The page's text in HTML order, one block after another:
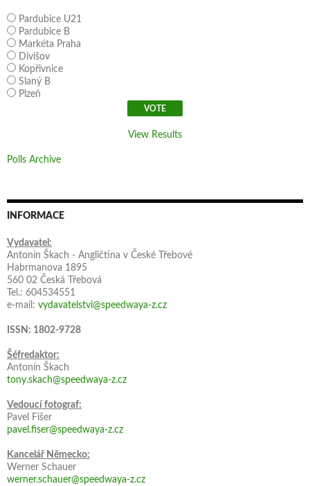
Pardubice U21
Pardubice B
Markéta Praha
Divišov
Kopřivnice
Slaný B
Plzeň
View Results
Polls Archive
INFORMACE
Vydavatel:
Antonín Škach - Angličtina v České Třebové
Habrmanova 1895
560 02 Česká Třebová
Tel.: 604534551
e-mail: vydavatelstvi@speedwaya-z.cz
ISSN: 1802-9728
Šéfredaktor:
Antonín Škach
tony.skach@speedwaya-z.cz
Vedoucí fotograf:
Pavel Fišer
pavel.fiser@speedwaya-z.cz
Kancelář Německo:
Werner Schauer
werner.schauer@speedwaya-z.cz